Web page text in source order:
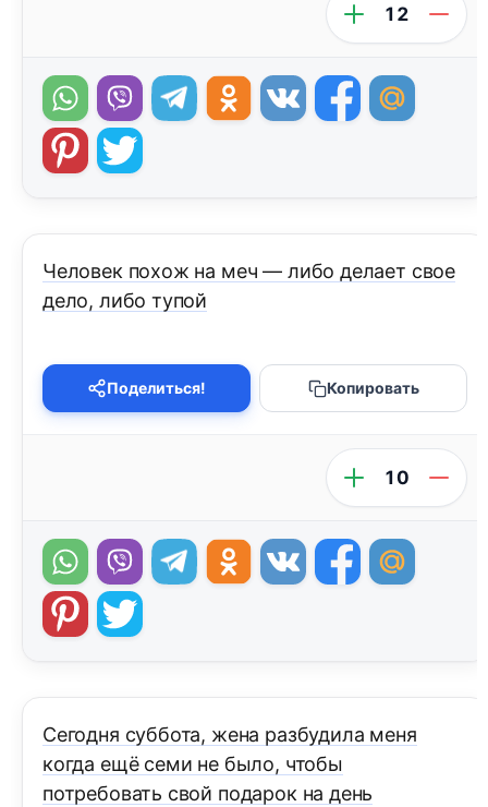
12
Человек похож на меч — либо делает свое
дело, либо тупой
Поделиться! Копировать
10
Сегодня суббота, жена разбудила меня
когда ещё семи не было, чтобы
потребовать свой подарок на день